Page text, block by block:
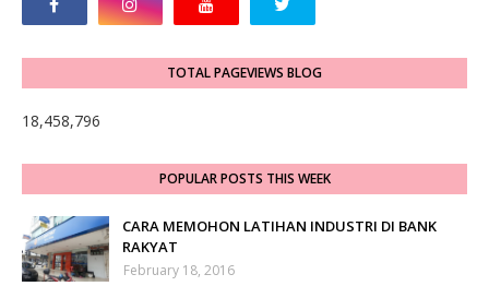
TOTAL PAGEVIEWS BLOG
18,458,796
POPULAR POSTS THIS WEEK
CARA MEMOHON LATIHAN INDUSTRI DI BANK
RAKYAT
February 18, 2016